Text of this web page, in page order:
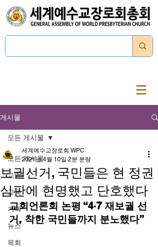
게시물
모든 게시물
교단
교육
기획
뉴스
목회
모든 게시물
보궐선거, 국민들은 현 정권
심판에 현명했고 단호했다
세계예수교장로회 WPC
2021년 4월 10일 2분 분량
교회언론회 논평 “4·7 재보궐 선
거, 착한 국민들까지 분노했다”